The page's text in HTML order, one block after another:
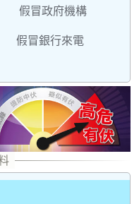
假冒政府機構
假冒銀行來電